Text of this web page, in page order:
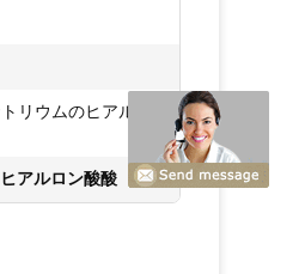
リウムのヒアル
アルロン酸酸